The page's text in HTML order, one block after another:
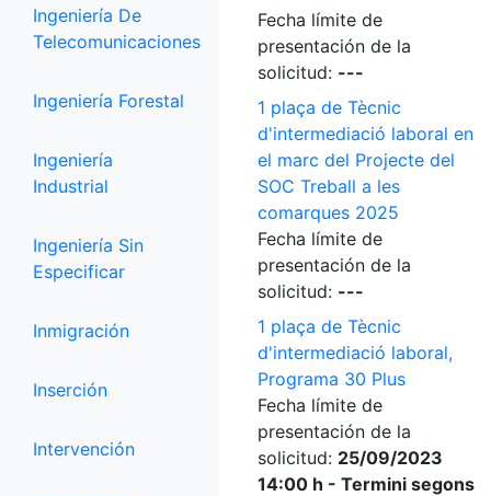
Ingeniería De
Telecomunicaciones
Ingeniería Forestal
Ingeniería
Industrial
Ingeniería Sin
Especificar
Inmigración
Inserción
Intervención
Fecha límite de
presentación de la
solicitud: ---
1 plaça de Tècnic
d'intermediació laboral en
el marc del Projecte del
SOC Treball a les
comarques 2025
Fecha límite de
presentación de la
solicitud: ---
1 plaça de Tècnic
d'intermediació laboral,
Programa 30 Plus
Fecha límite de
presentación de la
solicitud: 25/09/2023
14:00 h - Termini segons